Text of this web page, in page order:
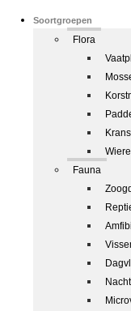
Soortgroepen
Flora
Fauna